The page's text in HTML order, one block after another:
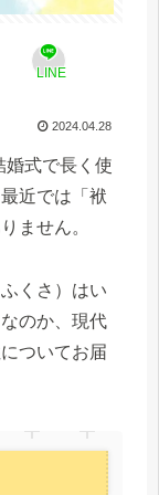
LINE
2024.04.28
婚式で長く使
近では「袱
ません。
くさ）はい
のか、現代
ついてお届